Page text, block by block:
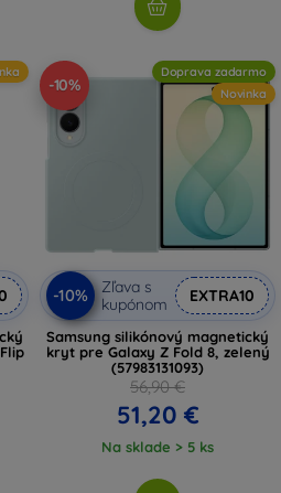
-10%
Doprava zadarmo
Novinka
-10%
Zľava s
kupónom
EXTRA10
Samsung silikónový magnetický
kryt pre Galaxy Z Fold 8, zelený
(57983131093)
56,90 €
51,20 €
Na sklade > 5 ks